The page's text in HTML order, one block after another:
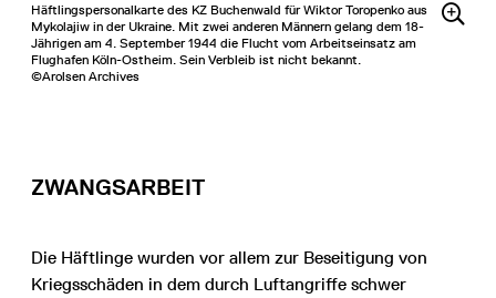
Häftlingspersonalkarte des KZ Buchenwald für Wiktor Toropenko aus
Mykolajiw in der Ukraine. Mit zwei anderen Männern gelang dem 18-
Jährigen am 4. September 1944 die Flucht vom Arbeitseinsatz am
Flughafen Köln-Ostheim. Sein Verbleib ist nicht bekannt.
©Arolsen Archives
ZWANGSARBEIT
Die Häftlinge wurden vor allem zur Beseitigung von
Kriegsschäden in dem durch Luftangriffe schwer